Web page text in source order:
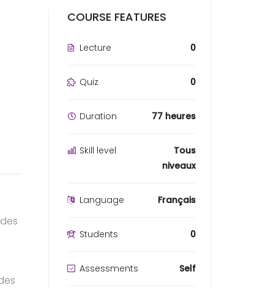
COURSE FEATURES
Lecture 0
Quiz 0
Duration 77 heures
Skill level
Tous
niveaux
Language Français
Students 0
Assessments Self